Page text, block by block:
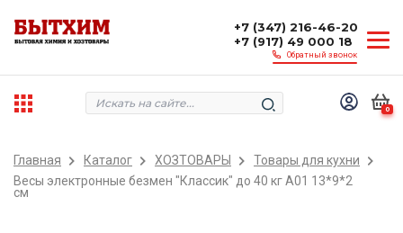
+7 (347) 216-46-20
+7 (917) 49 000 18
Обратный звонок
0
Главная Каталог ХОЗТОВАРЫ
Товары для кухни
Весы электронные безмен "Классик" до 40 кг A01 13*9*2
см